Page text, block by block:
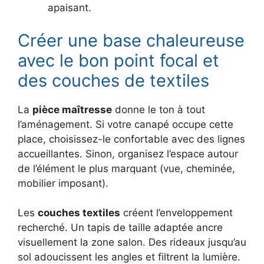
apaisant.
Créer une base chaleureuse
avec le bon point focal et
des couches de textiles
La pièce maîtresse donne le ton à tout
l’aménagement. Si votre canapé occupe cette
place, choisissez-le confortable avec des lignes
accueillantes. Sinon, organisez l’espace autour
de l’élément le plus marquant (vue, cheminée,
mobilier imposant).
Les couches textiles créent l’enveloppement
recherché. Un tapis de taille adaptée ancre
visuellement la zone salon. Des rideaux jusqu’au
sol adoucissent les angles et filtrent la lumière.